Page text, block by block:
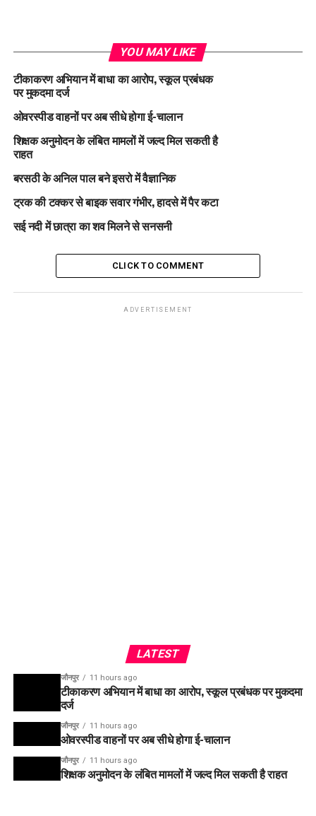
YOU MAY LIKE
टीकाकरण अभियान में बाधा का आरोप, स्कूल प्रबंधक
पर मुकदमा दर्ज
ओवरस्पीड वाहनों पर अब सीधे होगा ई-चालान
शिक्षक अनुमोदन के लंबित मामलों में जल्द मिल सकती है
राहत
बरसठी के अनिल पाल बने इसरो में वैज्ञानिक
ट्रक की टक्कर से बाइक सवार गंभीर, हादसे में पैर कटा
सई नदी में छात्रा का शव मिलने से सनसनी
CLICK TO COMMENT
ADVERTISEMENT
LATEST
जौनपुर 11 hours ago
टीकाकरण अभियान में बाधा का आरोप, स्कूल प्रबंधक पर मुकदमा
दर्ज
जौनपुर 11 hours ago
ओवरस्पीड वाहनों पर अब सीधे होगा ई-चालान
जौनपुर 11 hours ago
शिक्षक अनुमोदन के लंबित मामलों में जल्द मिल सकती है राहत